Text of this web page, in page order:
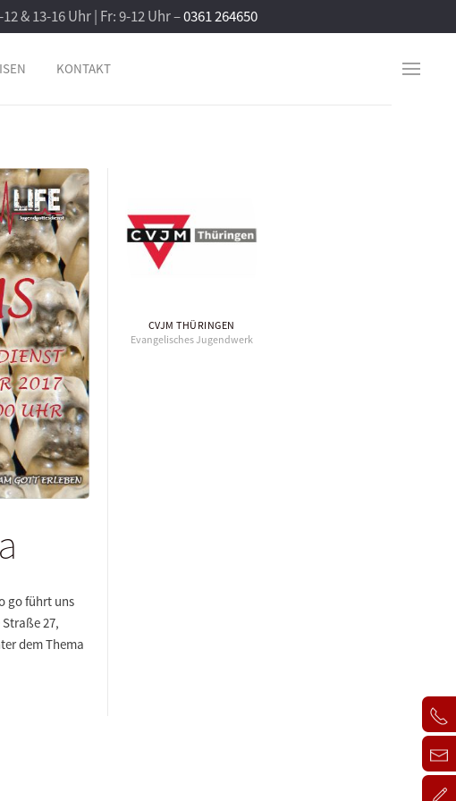
& 13-16 Uhr | Fr: 9-12 Uhr –0361 264650
KONTAKT
go führt uns
27,
dem Thema
CVJM THÜRINGEN
Evangelisches Jugendwerk